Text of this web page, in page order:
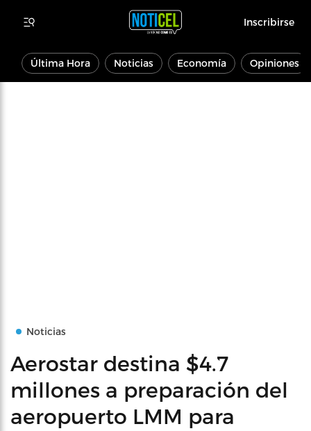
Inscribirse
Última Hora Noticias Economía Opiniones
Noticias
Aerostar destina $4.7
millones a preparación del
aeropuerto LMM para